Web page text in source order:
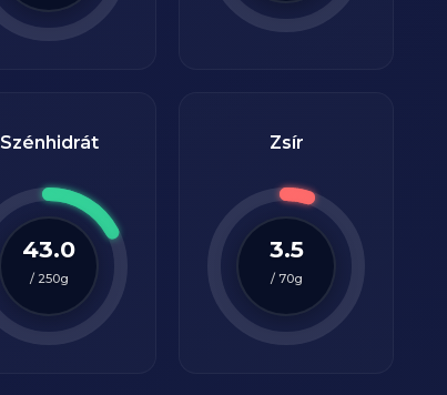
Szénhidrát
43.0
/ 250g
Zsír
3.5
/70g